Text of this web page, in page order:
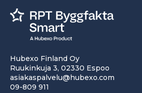
Hubexo Finland Oy
Ruukinkuja 3, 02330 Espoo
asiakaspalvelu@hubexo.com
09-809 911